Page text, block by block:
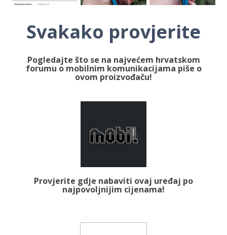
Svakako provjerite
Pogledajte što se na najvećem hrvatskom
forumu o mobilnim komunikacijama piše o
ovom proizvođaču!
Provjerite gdje nabaviti ovaj uređaj po
najpovoljnijim cijenama!